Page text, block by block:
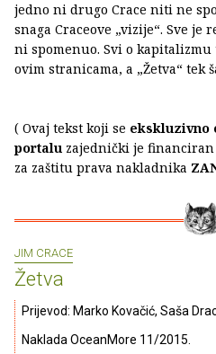
jedno ni drugo Crace niti ne
snaga Craceove „vizije“. Sve je
ni spomenuo. Svi o
ovim stranicama, a „Žetva“ tek
( Ovaj tekst koji se ekskluzivno
portalu zajednički je
za zaštitu prava nakladnika
JIM CRACE
Žetva
Prijevod: Marko Kovačić, Saša
Naklada OceanMore 11/2015.